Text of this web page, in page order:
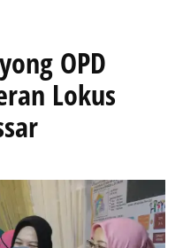
OPD
Lokus